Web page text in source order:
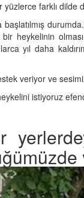
yüzlerce farklı dilde
heykelinin
yıl daha
veriyor ve
istiyoruz
ve Korunma
Kültürü:
Ayaklı
Sağlığı:
İltihabı: